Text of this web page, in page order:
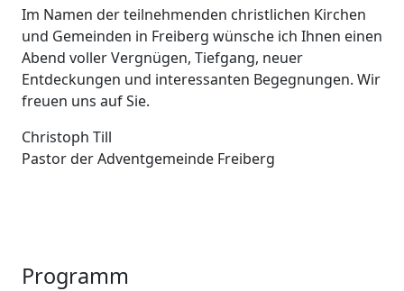
Im Namen der teilnehmenden christlichen Kirchen
und Gemeinden in Freiberg wünsche ich Ihnen einen
Abend voller Vergnügen, Tiefgang, neuer
Entdeckungen und interessanten Begegnungen. Wir
freuen uns auf Sie.
Christoph Till
Pastor der Adventgemeinde Freiberg
Programm